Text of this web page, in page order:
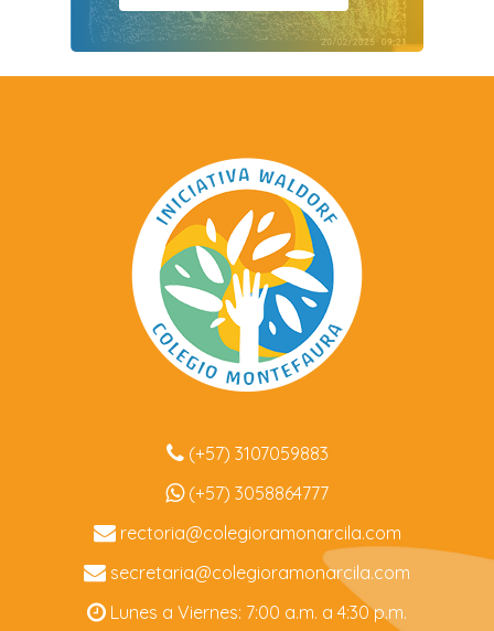
(+57) 3107059883
(+57) 3058864777
rectoria@colegioramonarcila.com
secretaria@colegioramonarcila.com
Lunes a Viernes: 7:00 a.m. a 4:30 p.m.